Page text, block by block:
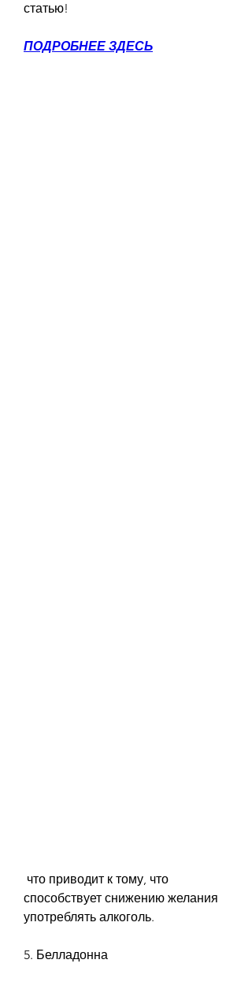
статью!
ПОДРОБНЕЕ ЗДЕСЬ
способствует снижению желания
употреблять алкоголь.
5. Белладонна